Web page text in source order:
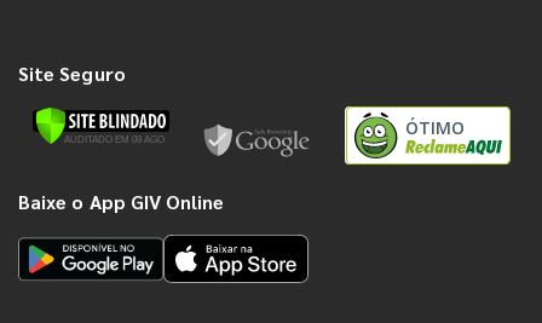
Site Seguro
ÓTIMO
Baixe o App GIV Online